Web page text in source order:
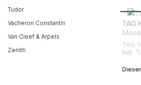
Tudor
Vacheron Constantin
Van Cleef & Arpels
Zenith
TAG
TAG
Ref: